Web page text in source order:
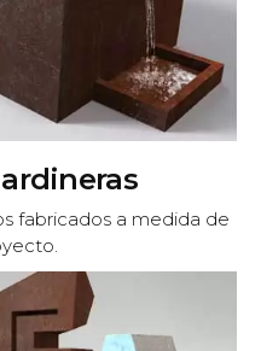
fabricados a medida de